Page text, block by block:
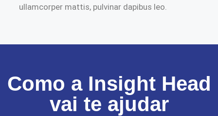
ullamcorper mattis, pulvinar dapibus leo.
Como a Insight Head
vai te ajudar